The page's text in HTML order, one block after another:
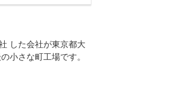
した会社が東京都大
小さな町工場です。